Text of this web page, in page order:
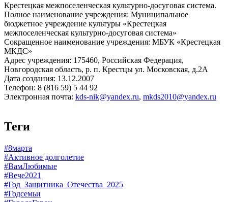
Крестецкая межпоселенческая культурно-досуговая система.
Полное наименование учреждения: Муниципальное
бюджетное учреждение культуры «Крестецкая
межпоселенческая культурно-досуговая система»
Сокращенное наименование учреждения: МБУК «Крестецкая
МКДС»
Адрес учреждения: 175460, Российская Федерация,
Новгородская область, р. п. Крестцы ул. Московская, д.2А
Дата создания: 13.12.2007
Телефон: 8 (816 59) 5 44 92
Электронная почта: kds-nik@yandex.ru, mkds2010@yandex.ru
Теги
#8марта
#Активное долголетие
#ВамЛюбимые
#Вече2021
#Год_Защитника_Отечества_2025
#Годсемьи